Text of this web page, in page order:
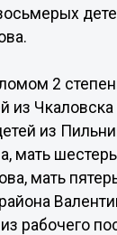
2
из
из
мать
мать
рабочего